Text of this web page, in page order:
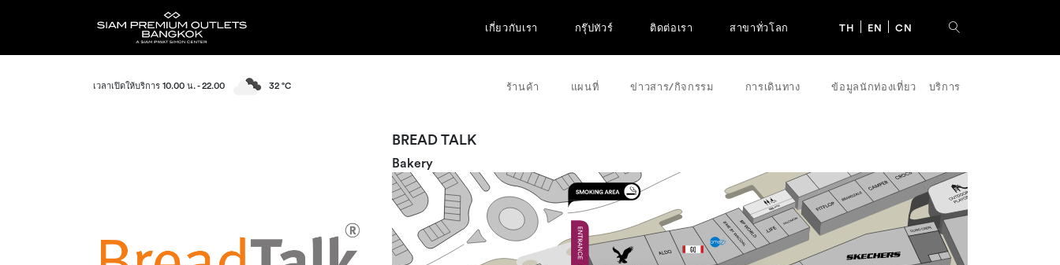
เกี่ยวกับเรา กรุ๊ปทัวร์ ติดต่อเรา สาขาทั่วโลก TH EN CN
เวลาเปิดให้บริการ 10.00 น. - 22.00 32 °C ร้านค้า แผนที่ ข่าวสาร/กิจกรรม การเดินทาง ข้อมูลนักท่องเที่ยว บริการ
BREAD TALK
Bakery